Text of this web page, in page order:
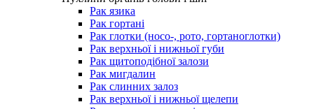
Рак язика
Рак гортані
Рак глотки (носо-, рото, гортаноглотки)
Рак верхньої і нижньої губи
Рак щитоподібної залози
Рак мигдалин
Рак слинних залоз
Рак верхньої і нижньої щелепи